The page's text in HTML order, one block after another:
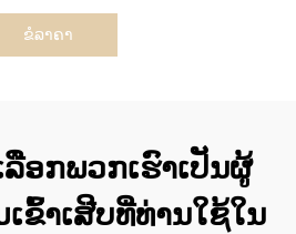
ຂໍລາຄາ
ລືອກພວກເຮົາເປັນຜູ້
ຂົ້າເສີບທີ່ທ່ານໃຊ້ໃນ